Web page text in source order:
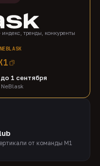
тренды, конкуренты
1 сентября
NeBlask
от команды M1